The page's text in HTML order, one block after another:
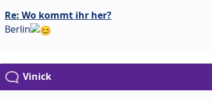
Re: Wo kommt ihr her?
Berlin
Vinick